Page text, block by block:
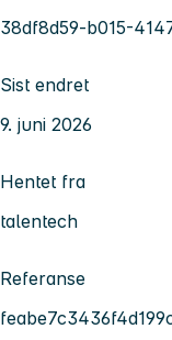
38df8d59-b015-
Sist endret
9. juni 2026
Hentet fra
talentech
Referanse